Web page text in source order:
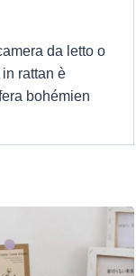
da letto o
rattan è
bohémien